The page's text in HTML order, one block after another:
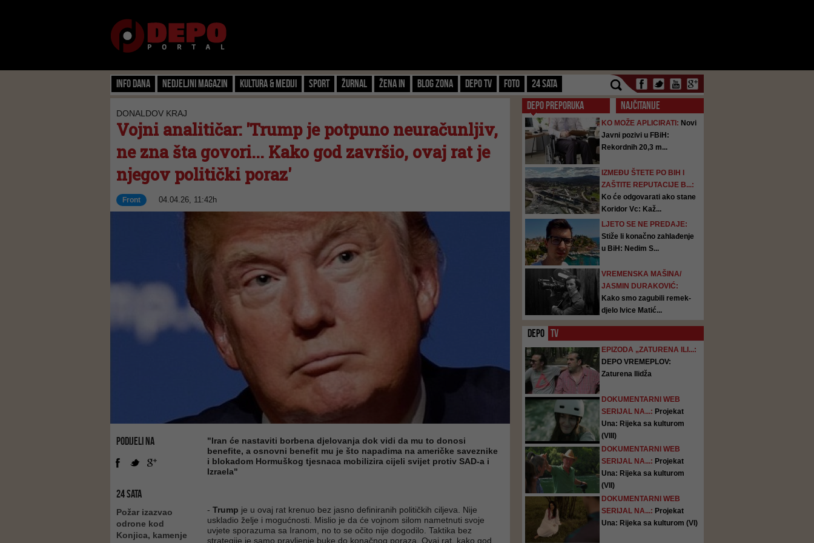
Info dana Nedjeljni magazin Kultura & Mediji Sport Žurnal Žena IN Blog zona Depo TV FOTO 24 SATA
DONALDOV KRAJ
Vojni analitičar: 'Trump je potpuno neuračunljiv,
ne zna šta govori... Kako god završio, ovaj rat je
njegov politički poraz'
Front 04.04.26, 11:42h
PODIJELI NA
24 SATA
Požar izazvao
odrone kod
Konjica, kamenje
"Iran će nastaviti borbena djelovanja dok vidi da mu to donosi
benefite, a osnovni benefit mu je što napadima na američke saveznike
i blokadom Hormuškog tjesnaca mobilizira cijeli svijet protiv SAD-a i
Izraela"
- Trump je u ovaj rat krenuo bez jasno definiranih političkih ciljeva. Nije
uskladio želje i mogućnosti. Mislio je da će vojnom silom nametnuti svoje
uvjete sporazuma sa Iranom, no to se očito nije dogodilo. Taktika bez
strategije je samo pravljenje buke do konačnog poraza. Ovaj rat, kako god
DEPO PREPORUKA NAJČITANIJE
KO MOŽE APLICIRATI: Novi
Javni pozivi u FBiH:
Rekordnih 20,3 m...
IZMEĐU ŠTETE PO BIH I
ZAŠTITE REPUTACIJE B...:
Ko će odgovarati ako stane
Koridor Vc: Kaž...
LJETO SE NE PREDAJE:
Stiže li konačno zahlađenje
u BiH: Nedim S...
VREMENSKA MAŠINA/
JASMIN DURAKOVIĆ:
Kako smo zagubili remek-
djelo Ivice Matić...
DEPO TV
EPIZODA „ZATURENA ILI...:
DEPO VREMEPLOV:
Zaturena Ilidža
DOKUMENTARNI WEB
SERIJAL NA...: Projekat
Una: Rijeka sa kulturom
(VIII)
DOKUMENTARNI WEB
SERIJAL NA...: Projekat
Una: Rijeka sa kulturom
(VII)
DOKUMENTARNI WEB
SERIJAL NA...: Projekat
Una: Rijeka sa kulturom (VI)